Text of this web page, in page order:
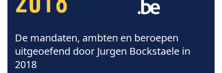
2018
De mandaten, ambten en beroepen
uitgeoefend door Jurgen Bockstaele in
2018